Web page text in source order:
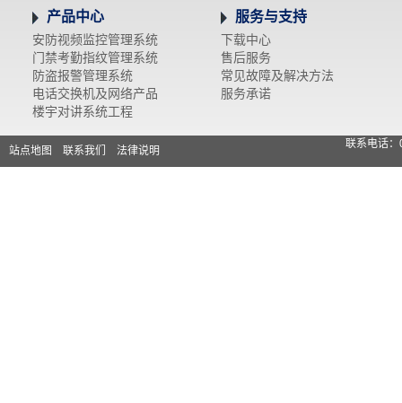
产品中心
安防视频监控管理系统
门禁考勤指纹管理系统
防盗报警管理系统
电话交换机及网络产品
楼宇对讲系统工程
服务与支持
下载中心
售后服务
常见故障及解决方法
服务承诺
站点地图 联系我们 法律说明
联系电话